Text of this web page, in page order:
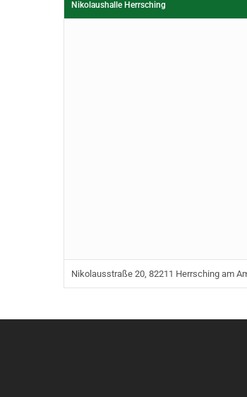
Nikolaushalle Herrsching
Nikolausstraße 20, 82211 Herrsching am